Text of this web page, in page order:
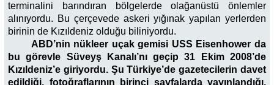
terminalini barındıran bölgelerde olağanüstü önlemler
alınıyordu. Bu çerçevede askeri yığınak yapılan yerlerden
birinin de Kızıldeniz olduğu biliniyordu.
ABD’nin nükleer uçak gemisi USS Eisenhower da
bu görevle Süveyş Kanalı’nı geçip 31 Ekim 2008’de
Kızıldeniz’e giriyordu. Şu Türkiye’de gazetecilerin davet
edildiği, fotoğraflarının birinci sayfalarda yayınlandığı,